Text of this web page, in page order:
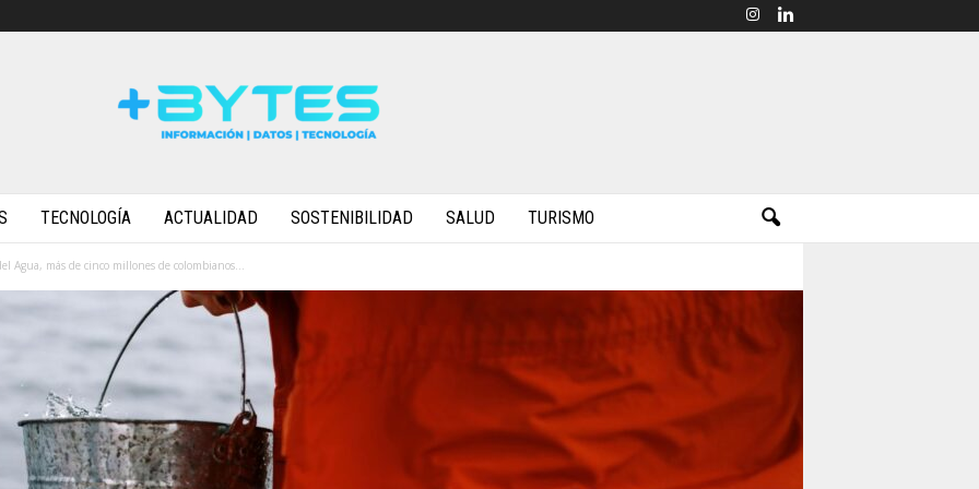
TECNOLOGÍA ACTUALIDAD SOSTENIBILIDAD SALUD TURISMO
Agua, más de cinco millones de colombianos...